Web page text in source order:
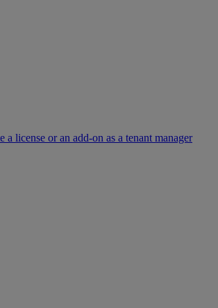
a license or an add-on as a tenant manager